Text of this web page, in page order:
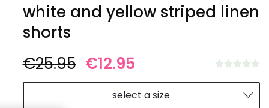
white and yellow striped linen
shorts
€25.95 €12.95
select a size